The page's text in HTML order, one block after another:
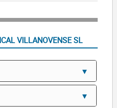
VILLANOVENSE SL